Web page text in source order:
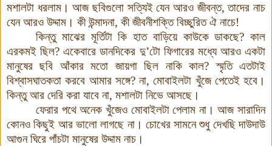
মশালটা ধরলাম। আজ ছবিগুলো সত্যিই যেন আরও জীবন্ত, তাদের নাচ
যেন আরও উদ্দাম। কী উন্মাদনা, কী জীবনীশক্তি বিচ্ছুরিত ঐ নাচে!
কিন্তু মাঝের মূর্তিটা কি হাত বাড়িয়ে কাউকে ডাকছে? কাল
এরকমই ছিল? একেবারে ডানদিকের দু’টো ফিগারের মধ্যে আরও একটা
মানুষের ছবি আঁকার মতো জায়গা ছিল নাকি কাল? স্মৃতি এতটাই
বিশ্বাসঘাতকতা করবে আমার সঙ্গে? না, মোবাইলটা খুঁজে পেতেই হবে।
কিন্তু আর দেরি করা যাবে না, মশালটা নিভে আসছে।
ফেরার পথে অনেক খুঁজেও মোবাইলটা পেলাম না। আজ সারাদিন
কোনও কিছুই আর ভালো লাগছে না। চোখের সামনে শুধু দেখছি দাউদাউ
আগুন ঘিরে পাঁচটা মানুষের উদ্দাম নাচ।